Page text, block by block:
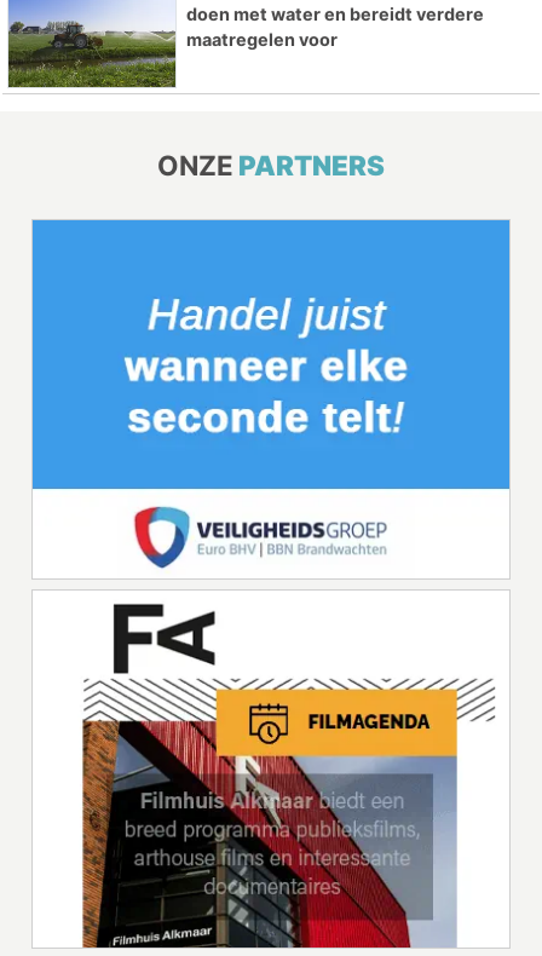
doen met water en bereidt verdere
maatregelen voor
ONZE PARTNERS